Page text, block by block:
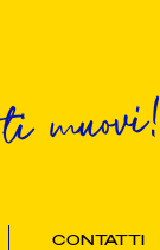
muovi!
CONTATTI